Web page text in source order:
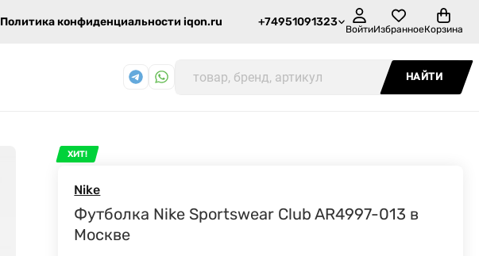
Политика конфиденциальности iqon.ru +74951091323
ВойтиИзбранноеКорзина
НАЙТИ
ХИТ!
Nike
Футболка Nike Sportswear Club AR4997-013 в
Москве